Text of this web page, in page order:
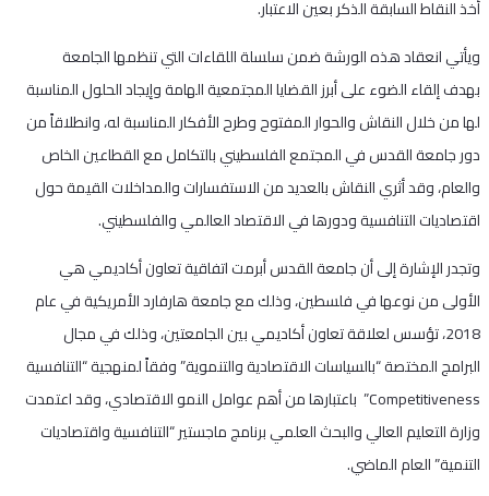
أخذ النقاط السابقة الذكر بعين الاعتبار.
ويأتي انعقاد هذه الورشة ضمن سلسلة اللقاءات التي تنظمها الجامعة
بهدف إلقاء الضوء على أبرز القضايا المجتمعية الهامة وإيجاد الحلول المناسبة
لها من خلال النقاش والحوار المفتوح وطرح الأفكار المناسبة له، وانطلاقاً من
دور جامعة القدس في المجتمع الفلسطيني بالتكامل مع القطاعين الخاص
والعام، وقد أثري النقاش بالعديد من الاستفسارات والمداخلات القيمة حول
اقتصاديات التنافسية ودورها في الاقتصاد العالمي والفلسطيني.
وتجدر الإشارة إلى أن جامعة القدس أبرمت اتفاقية تعاون أكاديمي هي
الأولى من نوعها في فلسطين، وذلك مع جامعة هارفارد الأمريكية في عام
2018، تؤسس لعلاقة تعاون أكاديمي بين الجامعتين، وذلك في مجال
البرامج المختصة “بالسياسات الاقتصادية والتنموية” وفقاً لمنهجية “التنافسية
Competitiveness” باعتبارها من أهم عوامل النمو الاقتصادي، وقد اعتمدت
وزارة التعليم العالي والبحث العلمي برنامج ماجستير “التنافسية واقتصاديات
التنمية” العام الماضي.